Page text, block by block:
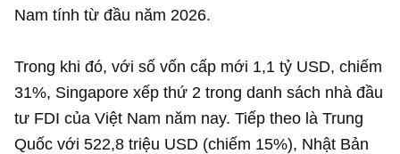
Nam tính từ đầu năm 2026.
Trong khi đó, với số vốn cấp mới 1,1 tỷ USD, chiếm
31%, Singapore xếp thứ 2 trong danh sách nhà đầu
tư FDI của Việt Nam năm nay. Tiếp theo là Trung
Quốc với522,8 triệu USD (chiếm 15%), Nhật Bản